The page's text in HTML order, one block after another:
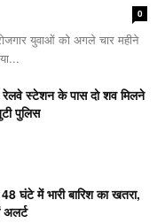
0
युवाओं को अगले चार महीने
स्टेशन के पास दो शव मिलने
पुलिस
घंटे में भारी बारिश का खतरा,